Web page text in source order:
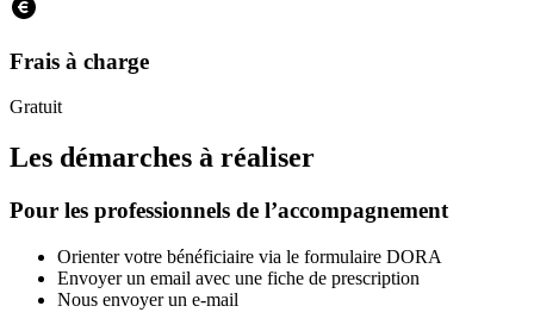
Frais à charge
Gratuit
Les démarches à réaliser
Pour les professionnels de l’accompagnement
Orienter votre bénéficiaire via le formulaire DORA
Envoyer un email avec une fiche de prescription
Nous envoyer un e-mail